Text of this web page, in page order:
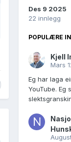
Des 9 2025
22 innlegg
POPULÆRE
Kjell
Mars
Eg har laga
YouTube. Eg